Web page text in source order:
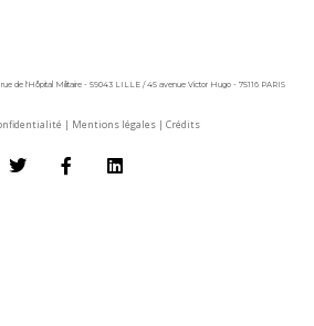
de l'Hôpital Militaire - 59043 LILLE / 45 avenue Victor Hugo - 75116 PARIS
| Mentions légales | Crédits